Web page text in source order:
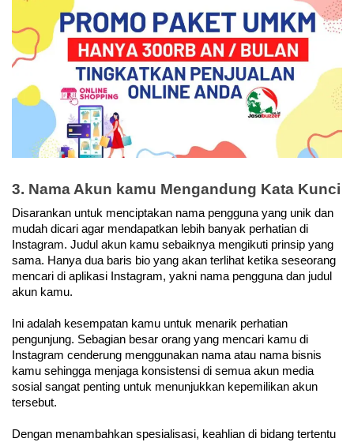
3. Nama Akun kamu Mengandung Kata Kunci
Disarankan untuk menciptakan nama pengguna yang unik dan
mudah dicari agar mendapatkan lebih banyak perhatian di
Instagram. Judul akun kamu sebaiknya mengikuti prinsip yang
sama. Hanya dua baris bio yang akan terlihat ketika seseorang
mencari di aplikasi Instagram, yakni nama pengguna dan judul
akun kamu.
Ini adalah kesempatan kamu untuk menarik perhatian
pengunjung. Sebagian besar orang yang mencari kamu di
Instagram cenderung menggunakan nama atau nama bisnis
kamu sehingga menjaga konsistensi di semua akun media
sosial sangat penting untuk menunjukkan kepemilikan akun
tersebut.
Dengan menambahkan spesialisasi, keahlian di bidang tertentu